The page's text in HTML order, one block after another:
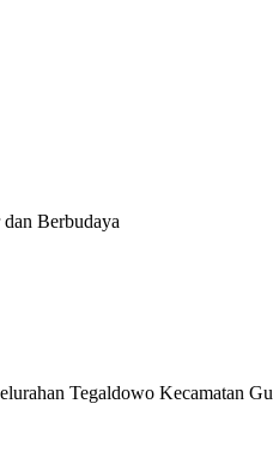
Berbudaya
Tegaldowo Kecamatan